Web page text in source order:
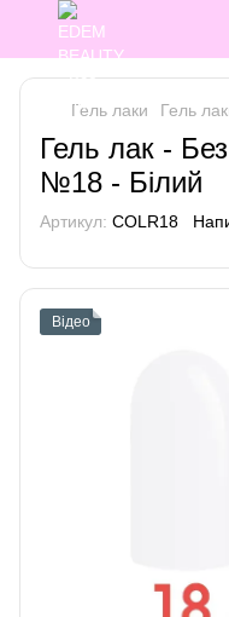
Гель лаки Гель
Гель лак -
№18 - Білий
Артикул: COLR18
Відео